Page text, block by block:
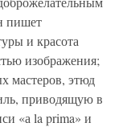
пишет
и красота
изображения;
мастеров, этюд
приводящую в
«а la prima» и